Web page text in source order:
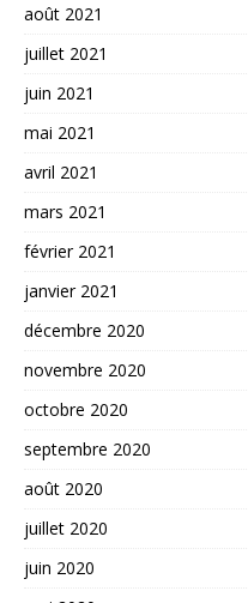
août 2021
juillet 2021
juin 2021
mai 2021
avril 2021
mars 2021
février 2021
janvier 2021
décembre 2020
novembre 2020
octobre 2020
septembre 2020
août 2020
juillet 2020
juin 2020